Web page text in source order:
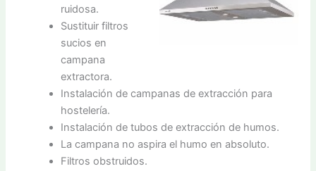
ruidosa.
Sustituir filtros
sucios en
campana
extractora.
Instalación de campanas de extracción para
hostelería.
Instalación de tubos de extracción de humos.
La campana no aspira el humo en absoluto.
Filtros obstruidos.